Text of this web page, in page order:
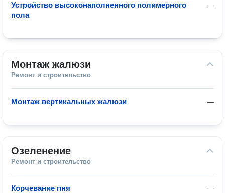
—
Устройство высоконаполненного полимерного
пола
Монтаж жалюзи
Ремонт и строительство
—
Монтаж вертикальных жалюзи
Озеленение
Ремонт и строительство
—
Корчевание пня